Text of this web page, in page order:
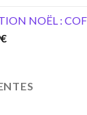
NOËL :
€